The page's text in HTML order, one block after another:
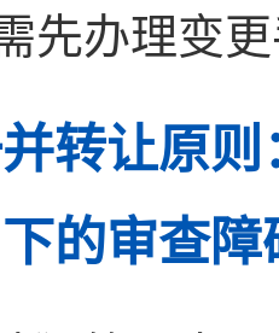
先办理变
转让原
的审查障